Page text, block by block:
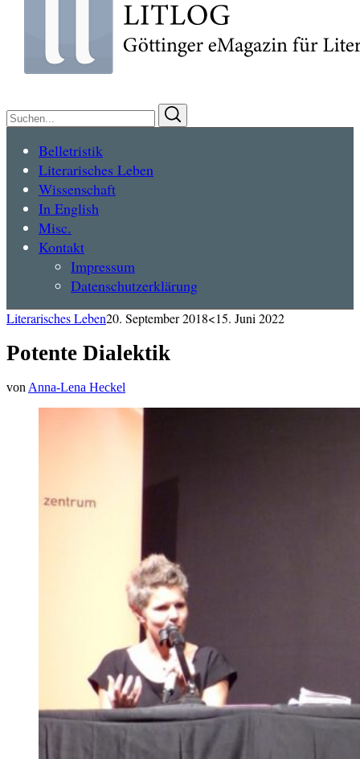
Suchen
nach:
Belletristik
Literarisches Leben
Wissenschaft
In English
Misc.
Kontakt
Impressum
Datenschutzerklärung
Literarisches Leben20. September 2018<15. Juni 2022
Potente Dialektik
vonAnna-Lena Heckel